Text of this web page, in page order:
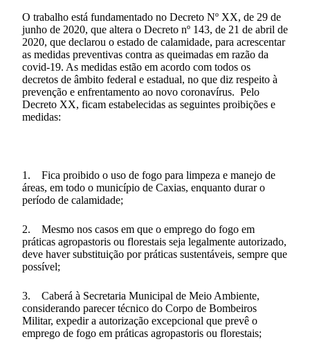
O trabalho está fundamentado no Decreto Nº XX, de 29 de
junho de 2020, que altera o Decreto nº 143, de 21 de abril de
2020, que declarou o estado de calamidade, para acrescentar
as medidas preventivas contra as queimadas em razão da
covid-19. As medidas estão em acordo com todos os
decretos de âmbito federal e estadual, no que diz respeito à
prevenção e enfrentamento ao novo coronavírus. Pelo
Decreto XX, ficam estabelecidas as seguintes proibições e
medidas:
1. Fica proibido o uso de fogo para limpeza e manejo de
áreas, em todo o município de Caxias, enquanto durar o
período de calamidade;
2. Mesmo nos casos em que o emprego do fogo em
práticas agropastoris ou florestais seja legalmente autorizado,
deve haver substituição por práticas sustentáveis, sempre que
possível;
3. Caberá à Secretaria Municipal de Meio Ambiente,
considerando parecer técnico do Corpo de Bombeiros
Militar, expedir a autorização excepcional que prevê o
emprego de fogo em práticas agropastoris ou florestais;